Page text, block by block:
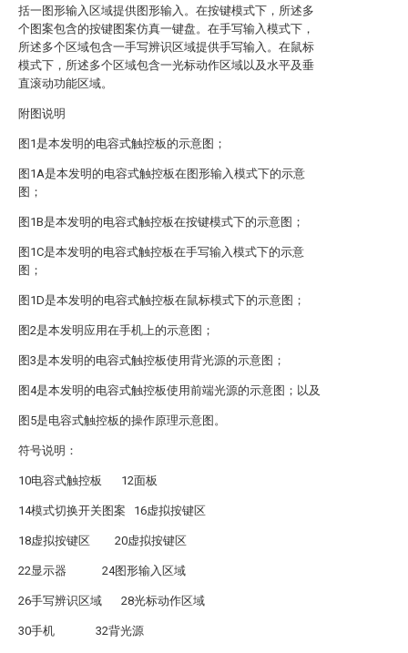
括一图形输入区域提供图形输入。在按键模式下，所述多
个图案包含的按键图案仿真一键盘。在手写输入模式下，
所述多个区域包含一手写辨识区域提供手写输入。在鼠标
模式下，所述多个区域包含一光标动作区域以及水平及垂
直滚动功能区域。
附图说明
图1是本发明的电容式触控板的示意图；
图1A是本发明的电容式触控板在图形输入模式下的示意
图；
图1B是本发明的电容式触控板在按键模式下的示意图；
图1C是本发明的电容式触控板在手写输入模式下的示意
图；
图1D是本发明的电容式触控板在鼠标模式下的示意图；
图2是本发明应用在手机上的示意图；
图3是本发明的电容式触控板使用背光源的示意图；
图4是本发明的电容式触控板使用前端光源的示意图；以及
图5是电容式触控板的操作原理示意图。
符号说明：
10电容式触控板 12面板
14模式切换开关图案 16虚拟按键区
18虚拟按键区 20虚拟按键区
22显示器 24图形输入区域
26手写辨识区域 28光标动作区域
30手机 32背光源